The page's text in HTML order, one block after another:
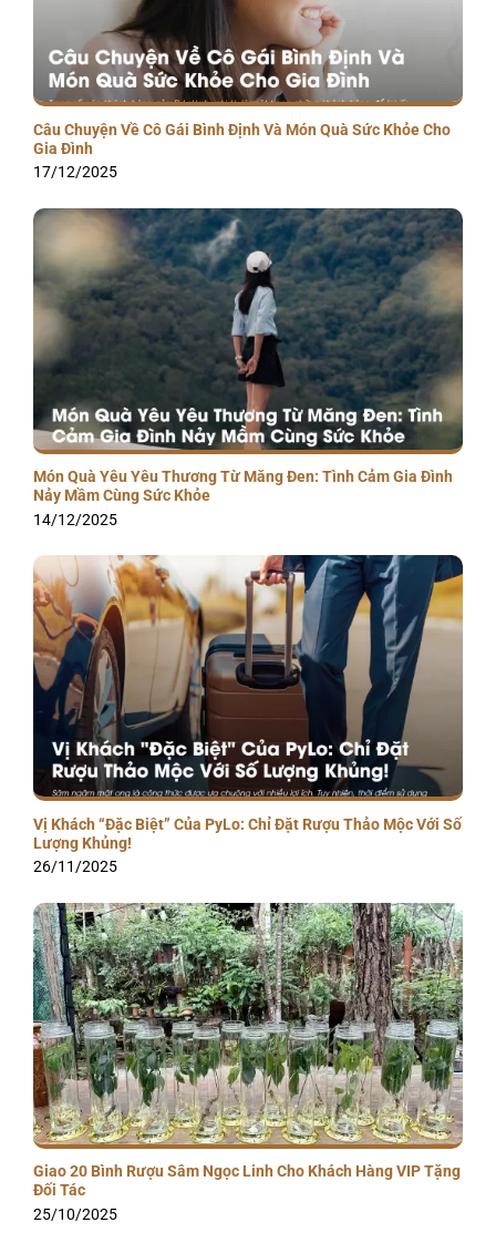
Câu Chuyện Về Cô Gái Bình Định Và Món Quà Sức Khỏe Cho
Gia Đình
17/12/2025
Món Quà Yêu Yêu Thương Từ Măng Đen: Tình Cảm Gia Đình
Nảy Mầm Cùng Sức Khỏe
14/12/2025
Vị Khách “Đặc Biệt” Của PyLo: Chỉ Đặt Rượu Thảo Mộc Với Số
Lượng Khủng!
26/11/2025
Giao 20 Bình Rượu Sâm Ngọc Linh Cho Khách Hàng VIP Tặng
Đối Tác
25/10/2025